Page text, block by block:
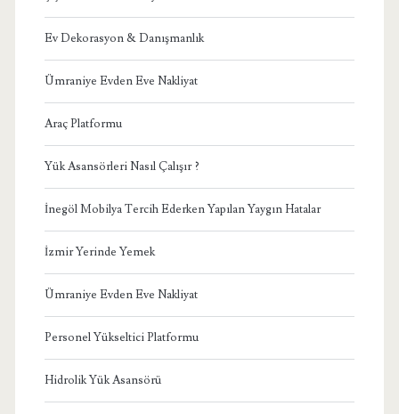
Ev Dekorasyon & Danışmanlık
Ümraniye Evden Eve Nakliyat
Araç Platformu
Yük Asansörleri Nasıl Çalışır ?
İnegöl Mobilya Tercih Ederken Yapılan Yaygın Hatalar
İzmir Yerinde Yemek
Ümraniye Evden Eve Nakliyat
Personel Yükseltici Platformu
Hidrolik Yük Asansörü